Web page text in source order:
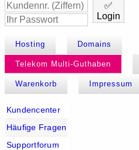
✅
Login
Hosting Domains
Telekom Multi-Guthaben
Warenkorb Impressum
Kundencenter
Häufige Fragen
Supportforum